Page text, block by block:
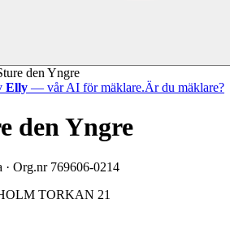
den Yngre
Elly — vår AI för mäklare.Är du mäklare?
den Yngre
· Org.nr 769606-0214
TORKAN 21